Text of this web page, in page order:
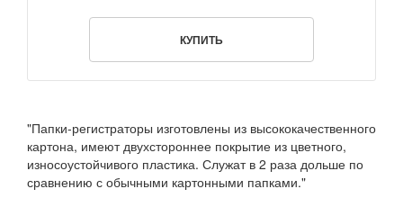
КУПИТЬ
"Папки-регистраторы изготовлены из высококачественного
картона, имеют двухстороннее покрытие из цветного,
износоустойчивого пластика. Служат в 2 раза дольше по
сравнению с обычными картонными папками."